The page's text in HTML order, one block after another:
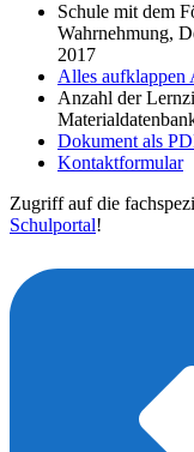
Schule mit dem
Wahrnehmung,
2017
Alles aufklappen
Anzahl der
Dokument als
Kontaktformular
Zugriff auf die
Schulportal!